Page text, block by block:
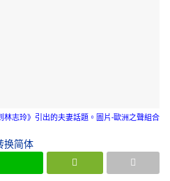
林志玲》引出的夫妻話題。圖片-歐洲之聲組合
换简体